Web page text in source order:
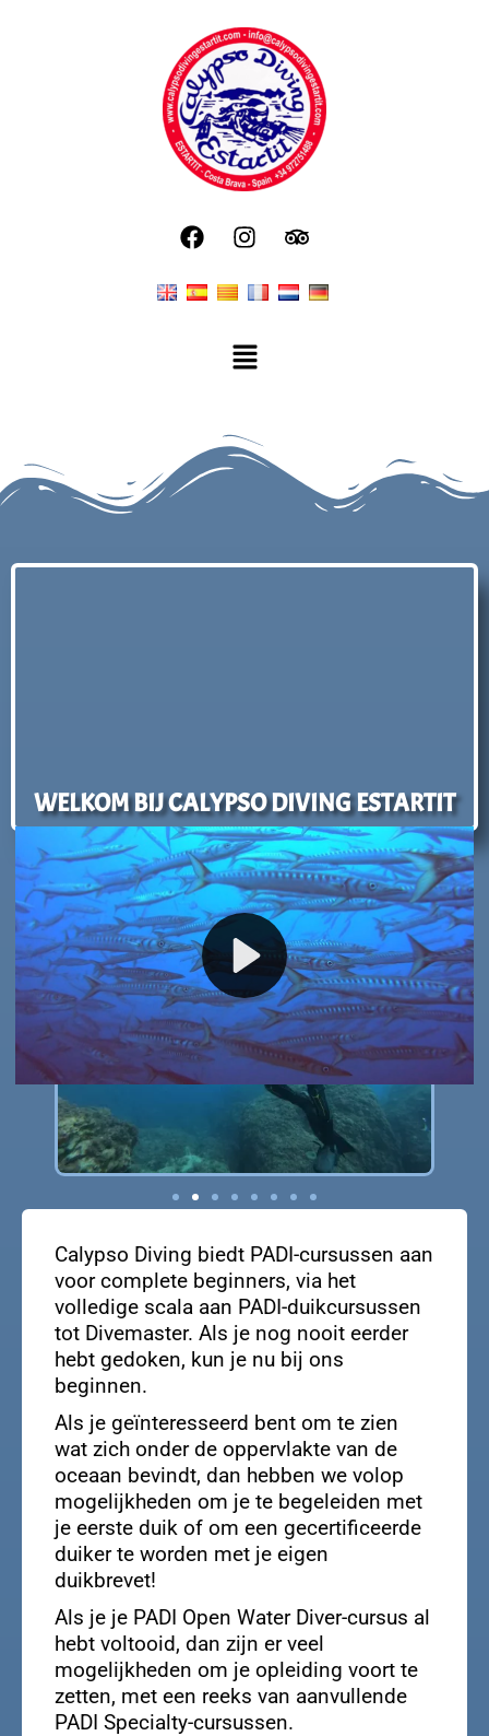
WELKOM BIJ CALYPSO DIVING ESTARTIT
Calypso Diving biedt PADI-cursussen aan
voor complete beginners, via het
volledige scala aan PADI-duikcursussen
tot Divemaster. Als je nog nooit eerder
hebt gedoken, kun je nu bij ons
beginnen.
Als je geïnteresseerd bent om te zien
wat zich onder de oppervlakte van de
oceaan bevindt, dan hebben we volop
mogelijkheden om je te begeleiden met
je eerste duik of om een ​​gecertificeerde
duiker te worden met je eigen
duikbrevet!
Als je je PADI Open Water Diver-cursus al
hebt voltooid, dan zijn er veel
mogelijkheden om je opleiding voort te
zetten, met een reeks van aanvullende
PADI Specialty-cursussen.